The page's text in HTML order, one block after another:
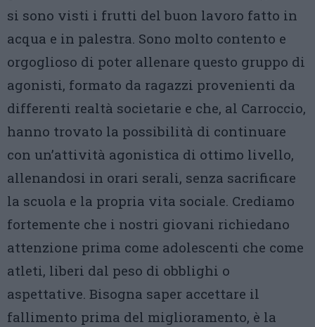
si sono visti i frutti del buon lavoro fatto in
acqua e in palestra. Sono molto contento e
orgoglioso di poter allenare questo gruppo di
agonisti, formato da ragazzi provenienti da
differenti realtà societarie e che, al Carroccio,
hanno trovato la possibilità di continuare
con un’attività agonistica di ottimo livello,
allenandosi in orari serali, senza sacrificare
la scuola e la propria vita sociale. Crediamo
fortemente che i nostri giovani richiedano
attenzione prima come adolescenti che come
atleti, liberi dal peso di obblighi o
aspettative. Bisogna saper accettare il
fallimento prima del miglioramento, è la